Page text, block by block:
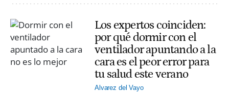
Los expertos coinciden:
por qué dormir con el
ventilador apuntando a la
cara es el peor error para
tu salud este verano
Alvarez del Vayo